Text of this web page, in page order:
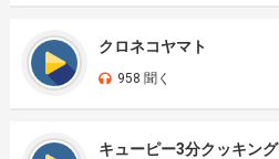
クロネコヤマト
958 聞く
キューピー3分クッキング